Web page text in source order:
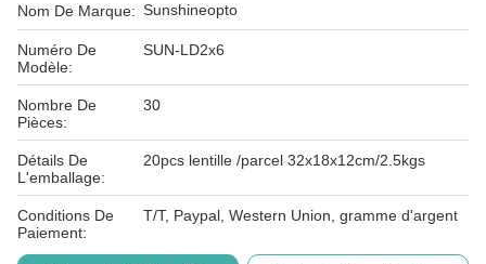
Nom De Marque: Sunshineopto
Numéro De
Modèle:
SUN-LD2x6
Nombre De
Pièces:
30
Détails De
L'emballage:
20pcs lentille /parcel 32x18x12cm/2.5kgs
Conditions De
Paiement:
T/T, Paypal, Western Union, gramme d'argent